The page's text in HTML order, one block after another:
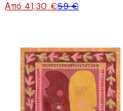
Από 41,30 €59 €